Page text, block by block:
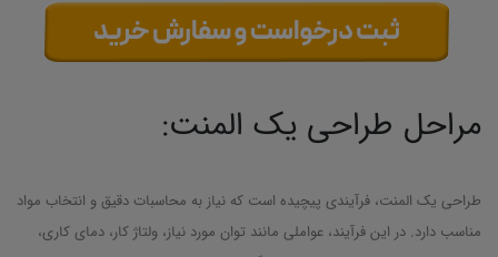
مراحل طراحی یک المنت:
طراحی یک المنت، فرآیندی پیچیده است که نیاز به محاسبات دقیق و انتخاب مواد
مناسب دارد. در این فرآیند، عواملی مانند توان مورد نیاز، ولتاژ کار، دمای کاری،